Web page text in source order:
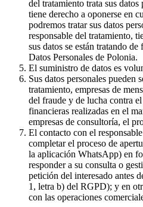
del tratamiento trata sus
tiene derecho a oponerse en
podremos tratar sus datos
responsable del tratamiento,
sus datos se están tratando
Datos Personales de Polonia.
El suministro de datos es
Sus datos personales pueden
tratamiento, empresas de
del fraude y de lucha contra
financieras realizadas en el
empresas de consultoría, el
El contacto con el
completar el proceso de
la aplicación WhatsApp) en
responder a su consulta o
petición del interesado antes
1, letra b) del RGPD); y en
con las operaciones